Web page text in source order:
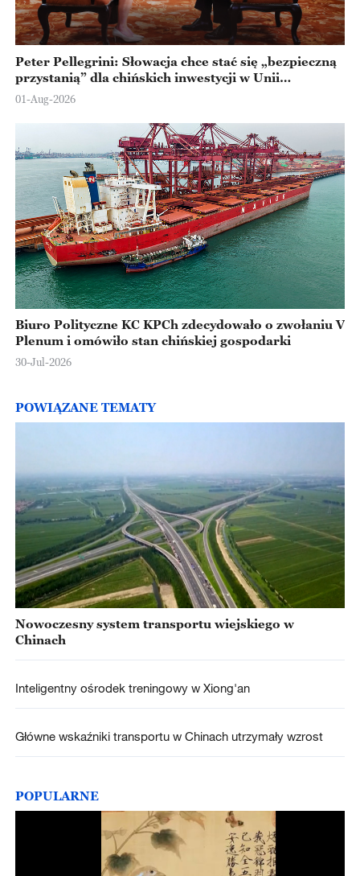
Peter Pellegrini: Słowacja chce stać się „bezpieczną
przystanią” dla chińskich inwestycji w Unii
Europejskiej
01-Aug-2026
Biuro Polityczne KC KPCh zdecydowało o zwołaniu V
Plenum i omówiło stan chińskiej gospodarki
30-Jul-2026
POWIĄZANE TEMATY
Nowoczesny system transportu wiejskiego w
Chinach
Inteligentny ośrodek treningowy w Xiong'an
Główne wskaźniki transportu w Chinach utrzymały wzrost
POPULARNE